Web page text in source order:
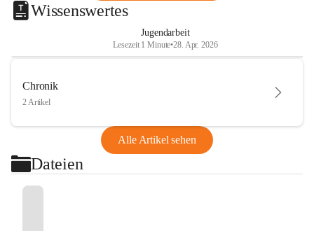
Wissenswertes
Jugendarbeit
Lesezeit 1 Minute•28. Apr. 2026
Chronik
2 Artikel
Alle Artikel sehen
Dateien